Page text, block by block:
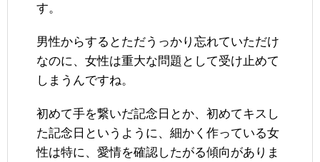
す。
男性からするとただうっかり忘れていただけ
なのに、女性は重大な問題として受け止めて
しまうんですね。
初めて手を繋いだ記念日とか、初めてキスし
た記念日というように、細かく作っている女
性は特に、愛情を確認したがる傾向がありま